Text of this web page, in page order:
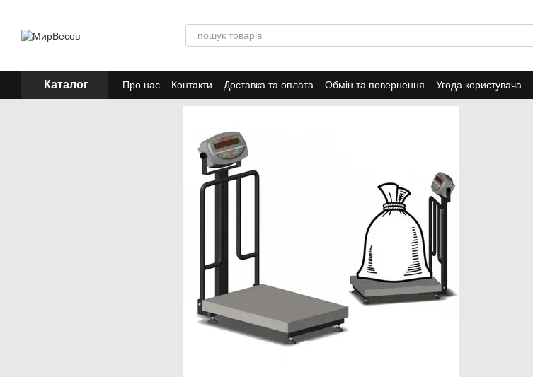
Каталог Про нас Контакти Доставка та оплата Обмін та повернення Угода користувача
Акції